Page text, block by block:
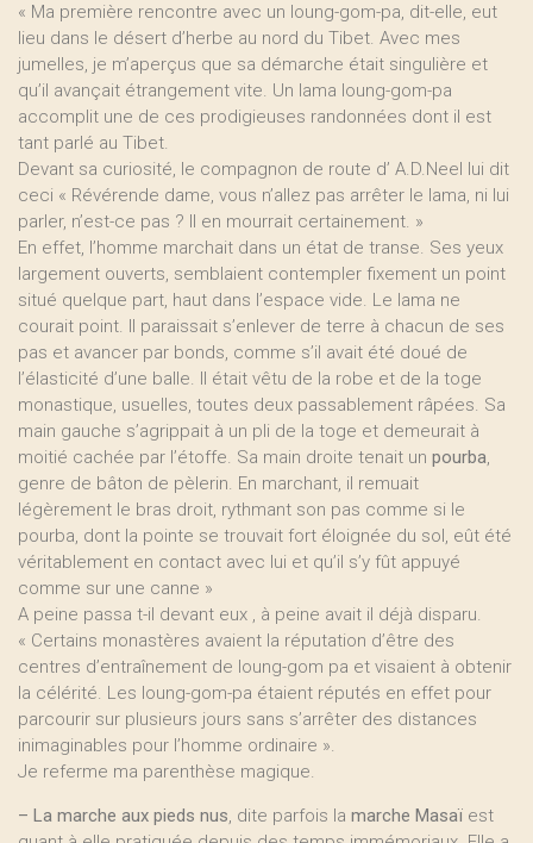
« Ma première rencontre avec un loung-gom-pa, dit-elle, eut
lieu dans le désert d’herbe au nord du Tibet. Avec mes
jumelles, je m’aperçus que sa démarche était singulière et
qu’il avançait étrangement vite. Un lama loung-gom-pa
accomplit une de ces prodigieuses randonnées dont il est
tant parlé au Tibet.
Devant sa curiosité, le compagnon de route d’ A.D.Neel lui dit
ceci « Révérende dame, vous n’allez pas arrêter le lama, ni lui
parler, n’est-ce pas ? Il en mourrait certainement. »
En effet, l’homme marchait dans un état de transe. Ses yeux
largement ouverts, semblaient contempler fixement un point
situé quelque part, haut dans l’espace vide. Le lama ne
courait point. Il paraissait s’enlever de terre à chacun de ses
pas et avancer par bonds, comme s’il avait été doué de
l’élasticité d’une balle. Il était vêtu de la robe et de la toge
monastique, usuelles, toutes deux passablement râpées. Sa
main gauche s’agrippait à un pli de la toge et demeurait à
moitié cachée par l’étoffe. Sa main droite tenait un pourba,
genre de bâton de pèlerin. En marchant, il remuait
légèrement le bras droit, rythmant son pas comme si le
pourba, dont la pointe se trouvait fort éloignée du sol, eût été
véritablement en contact avec lui et qu’il s’y fût appuyé
comme sur une canne »
A peine passa t-il devant eux , à peine avait il déjà disparu.
« Certains monastères avaient la réputation d’être des
centres d’entraînement de loung-gom pa et visaient à obtenir
la célérité. Les loung-gom-pa étaient réputés en effet pour
parcourir sur plusieurs jours sans s’arrêter des distances
inimaginables pour l’homme ordinaire ».
Je referme ma parenthèse magique.
– La marche aux pieds nus, dite parfois la marche Masaï est